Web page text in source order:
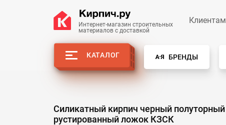
Интернет-магазин строительных
материалов с доставкой
Клиентам
КАТАЛОГ БРЕНДЫ
Силикатный кирпич черный полуторный
рустированный ложок КЗСК